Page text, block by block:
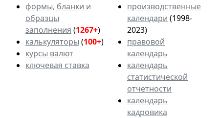
формы, бланки и
образцы
заполнения (1267+)
калькуляторы (100+)
курсы валют
ключевая ставка
производственные
календари (1998-
2023)
правовой
календарь
календарь
статистической
отчетности
календарь
кадровика